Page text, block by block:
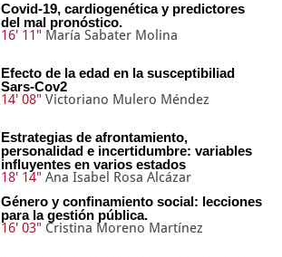
Covid-19, cardiogenética y predictores
del mal pronóstico.
16' 11" María Sabater Molina
Efecto de la edad en la susceptibiliad
Sars-Cov2
14' 08" Victoriano Mulero Méndez
Estrategias de afrontamiento,
personalidad e incertidumbre: variables
influyentes en varios estados
18' 14" Ana Isabel Rosa Alcázar
Género y confinamiento social: lecciones
para la gestión pública.
16' 03" Cristina Moreno Martínez